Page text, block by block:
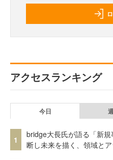
アクセスランキング
今日
1
bridge大長氏が語る「新
断し未来を描く、領域と